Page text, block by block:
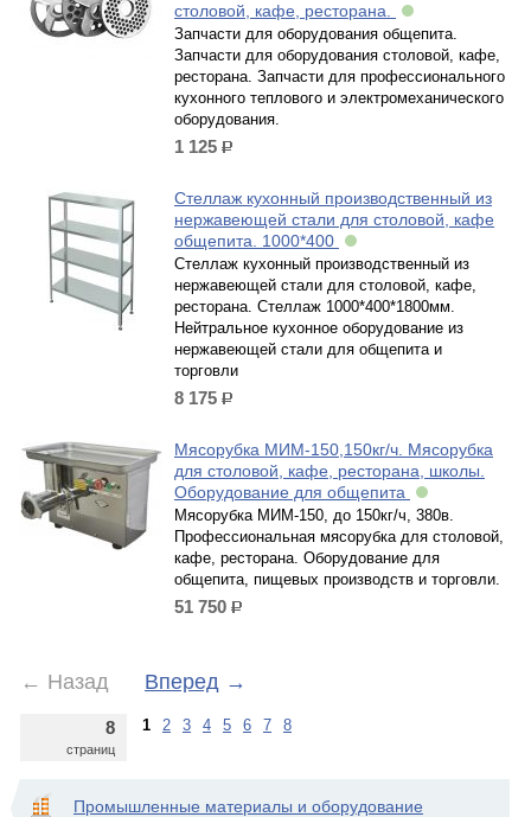
столовой, кафе, ресторана.
Запчасти для оборудования общепита.
Запчасти для оборудования столовой, кафе,
ресторана. Запчасти для профессионального
кухонного теплового и электромеханического
оборудования.
1 125 р.
Стеллаж кухонный производственный из
нержавеющей стали для столовой, кафе
общепита. 1000*400
Стеллаж кухонный производственный из
нержавеющей стали для столовой, кафе,
ресторана. Стеллаж 1000*400*1800мм.
Нейтральное кухонное оборудование из
нержавеющей стали для общепита и
торговли
8 175 р.
Мясорубка МИМ-150,150кг/ч. Мясорубка
для столовой, кафе, ресторана, школы.
Оборудование для общепита
Мясорубка МИМ-150, до 150кг/ч, 380в.
Профессиональная мясорубка для столовой,
кафе, ресторана. Оборудование для
общепита, пищевых производств и торговли.
51 750 р.
← Назад Вперед →
8
страниц
1 2 3 4 5 6 7 8
Промышленные материалы и оборудование